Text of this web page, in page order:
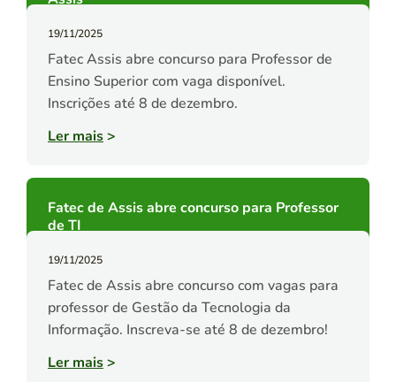
19/11/2025
Fatec Assis abre concurso para Professor de
Ensino Superior com vaga disponível.
Inscrições até 8 de dezembro.
Ler mais>
Fatec de Assis abre concurso para Professor
de TI
19/11/2025
Fatec de Assis abre concurso com vagas para
professor de Gestão da Tecnologia da
Informação. Inscreva-se até 8 de dezembro!
Ler mais>